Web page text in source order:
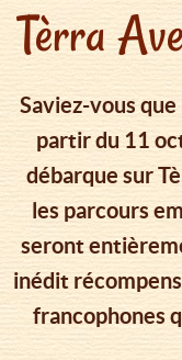
Tèrra
Saviez-vous
partir du 11
débarque sur
les parcours
seront
inédit
francophones